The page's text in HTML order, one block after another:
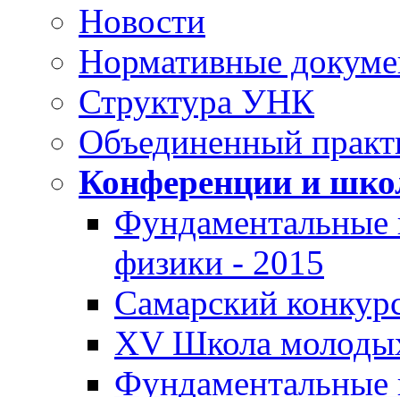
Новости
Нормативные
Структура УНК
Объединенный
Конференции и
Фундаментальные
физики - 2015
Самарский
XV Школа
Фундаментальные